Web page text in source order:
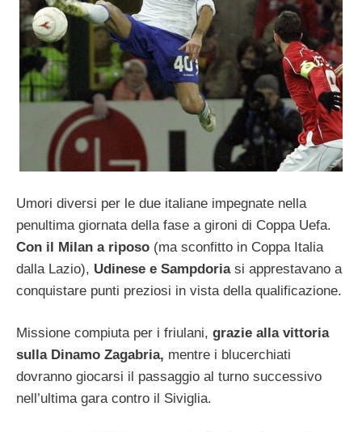
Umori diversi per le due italiane impegnate nella
penultima giornata della fase a gironi di Coppa Uefa.
Con il Milan a riposo (ma sconfitto in Coppa Italia
dalla Lazio), Udinese e Sampdoriasi apprestavano a
conquistare punti preziosi in vista della qualificazione.
Missione compiuta per i friulani, grazie alla vittoria
sulla Dinamo Zagabria, mentre i blucerchiati
dovranno giocarsi il passaggio al turno successivo
nell’ultima gara contro il Siviglia.